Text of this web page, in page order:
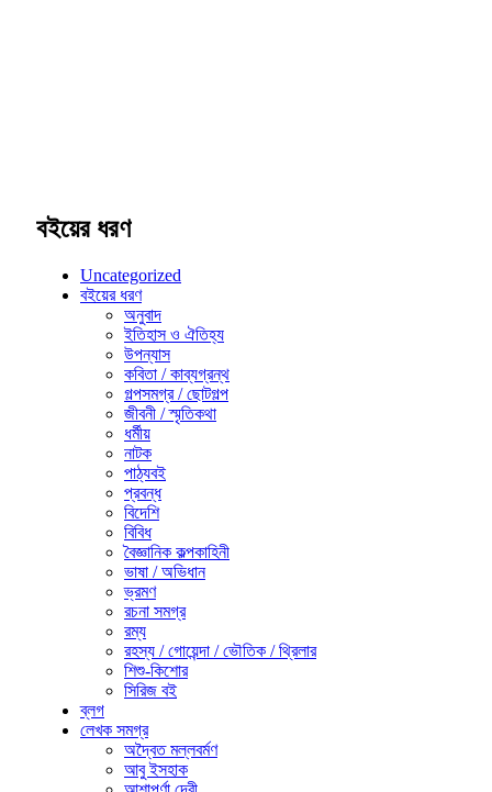
বইয়ের ধরণ
Uncategorized
বইয়ের ধরণ
অনুবাদ
ইতিহাস ও ঐতিহ্য
উপন্যাস
কবিতা / কাব্যগ্রন্থ
গল্পসমগ্র / ছোটগল্প
জীবনী / স্মৃতিকথা
ধর্মীয়
নাটক
পাঠ্যবই
প্রবন্ধ
বিদেশি
বিবিধ
বৈজ্ঞানিক কল্পকাহিনী
ভাষা / অভিধান
ভ্রমণ
রচনা সমগ্র
রম্য
রহস্য / গোয়েন্দা / ভৌতিক / থ্রিলার
শিশু-কিশোর
সিরিজ বই
ব্লগ
লেখক সমগ্র
অদ্বৈত মল্লবর্মণ
আবু ইসহাক